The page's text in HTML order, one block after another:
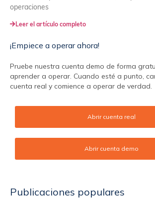
operaciones
Leer el artículo completo
¡Empiece a operar ahora!
Pruebe nuestra cuenta demo de forma
aprender a operar. Cuando esté a punto,
cuenta real y comience a operar de verdad.
Abrir cuenta real
Abrir cuenta demo
Publicaciones populares